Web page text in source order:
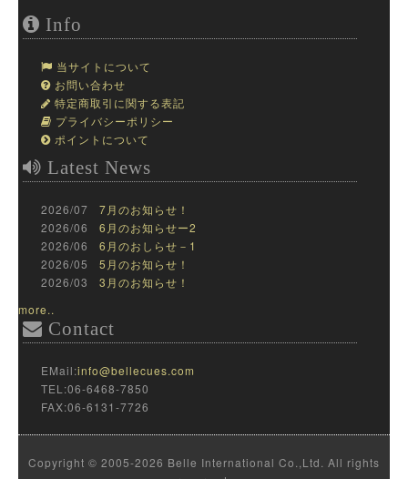
Info
当サイトについて
お問い合わせ
特定商取引に関する表記
プライバシーポリシー
ポイントについて
Latest News
2026/07 7月のお知らせ！
2026/06 6月のお知らせー2
2026/06 6月のおしらせ－1
2026/05 5月のお知らせ！
2026/03 3月のお知らせ！
more..
Contact
EMail:info@bellecues.com
TEL:06-6468-7850
FAX:06-6131-7726
Copyright © 2005-2026 Belle International Co.,Ltd. All rights